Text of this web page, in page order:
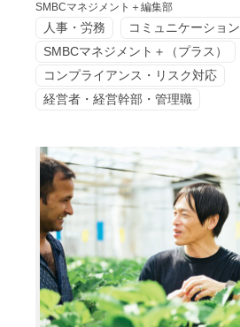
SMBCマネジメント＋編集部
人事・労務
コミュニケーション
SMBCマネジメント＋（プラス）
コンプライアンス・リスク対応
経営者・経営幹部・管理職